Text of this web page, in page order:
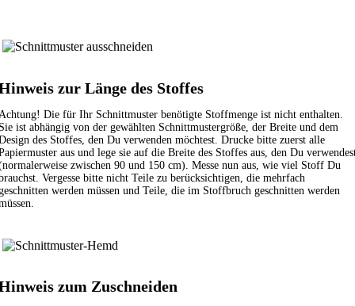
zur Länge des Stoffes
Die für Ihr Schnittmuster benötigte Stoffmenge ist nicht enthalten.
ist abhängig von der gewählten Schnittmustergröße, der Breite und dem
des Stoffes, den Du verwenden möchtest. Drucke bitte zuerst alle
aus und lege sie auf die Breite des Stoffes aus, den Du
zwischen 90 und 150 cm). Messe nun aus, wie viel Stoff Du
Vergesse bitte nicht Teile zu berücksichtigen, die mehrfach
werden müssen und Teile, die im Stoffbruch geschnitten werden
zum Zuschneiden